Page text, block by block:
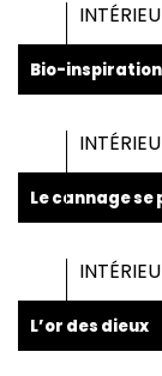
Bio-inspiration
Le cannage se
L’or des dieux